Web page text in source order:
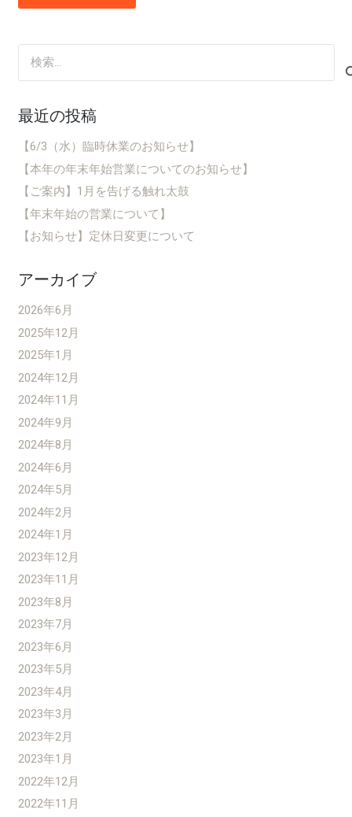
最近の投稿
【6/3（水）臨時休業のお知らせ】
【本年の年末年始営業についてのお知らせ】
【ご案内】1月を告げる触れ太鼓
【年末年始の営業について】
【お知らせ】定休日変更について
アーカイブ
2026年6月
2025年12月
2025年1月
2024年12月
2024年11月
2024年9月
2024年8月
2024年6月
2024年5月
2024年2月
2024年1月
2023年12月
2023年11月
2023年8月
2023年7月
2023年6月
2023年5月
2023年4月
2023年3月
2023年2月
2023年1月
2022年12月
2022年11月